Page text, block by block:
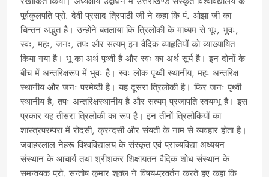
पूर्वकुलपति प्रो. देवी प्रसाद त्रिपाठी जी ने कहा कि पं. ओझा जी का
चिन्तन अद्भुत है। उन्होंने बतलाया कि त्रिलोकी के माध्यम से भूः, भुवः,
स्वः, महः, जनः, तपः और सत्यम् इन वैदिक व्याहृतियों को व्याख्यायित
किया गया है। भू का अर्थ पृथ्वी है और स्वः का अर्थ सूर्य है। इन दोनों के
बीच में अन्तरिक्षरूप में भुवः है। स्वः लोक पृथ्वी स्थानीय, महः अन्तरिक्ष
स्थानीय और जनः परमेष्ठी है। यह दूसरा त्रिलोकी है। फिर जनः पृथ्वी
स्थानीय है, तपः अन्तरिक्षस्थानीय है और सत्यम् प्रजापति स्वयम्भू है। इस
प्रकार यह तीसरा त्रिलोकी का रूप है। इन तीनों त्रिलोकियों का
शास्त्रपरम्परा में रोदसी, क्रन्दसी और संयती के नाम से व्यवहार होता है।
जवाहरलाल नेहरू विश्वविद्यालय के संस्कृत एवं प्राच्यविद्या अध्ययन
संस्थान के आचार्य तथा श्रीशंकर शिक्षायतन वैदिक शोध संस्थान के
समन्वयक प्रो. सन्तोष कुमार शुक्ल ने विषय-प्रवर्तन करते हुए कहा कि